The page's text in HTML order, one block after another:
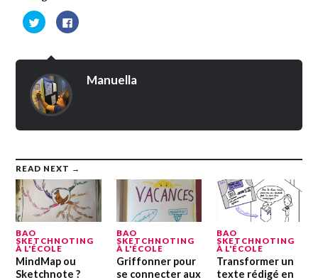
Cliquez
pour
partager
Twitter(ouvre
dans
nouvelle
fenêtre)
Cliquez
pour
dans
nouvelle
fenêtre)
Manuella
READ NEXT →
BAO
SKETCHNOTING
À L'ÉCOLE
MindMap ou
Sketchnote ?
BAO
SKETCHNOTING
À L'ÉCOLE
Griffonner pour
se connecter aux
BAO
SKETCHNOTING
À L'ÉCOLE
Transformer un
texte rédigé en